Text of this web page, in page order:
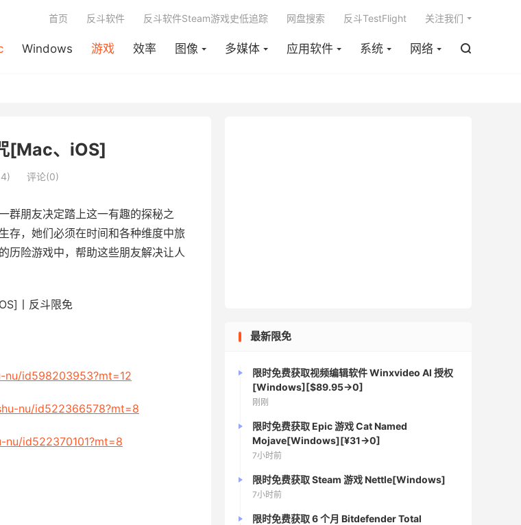
Windows 游戏 效率 图像 多媒体 应用软件 系统 网络 
首页 反斗软件 反斗软件Steam游戏史低追踪 网盘搜索 反斗TestFlight 关注我们
[Mac、iOS]
评论(0)
群朋友决定踏上这一有趣的探秘之
，她们必须在时间和各种维度中旅
历险游戏中，帮助这些朋友解决让人
id598203953?mt=12
nu/id522366578?mt=8
id522370101?mt=8
最新限免
限时免费获取视频编辑软件 Winxvideo Al 授权
[Windows][$89.95→0]
刚刚
限时免费获取 Epic 游戏 Cat Named
Mojave[Windows][¥31→0]
7小时前
限时免费获取 Steam 游戏 Nettle[Windows]
7小时前
限时免费获取 6 个月 Bitdefender Total